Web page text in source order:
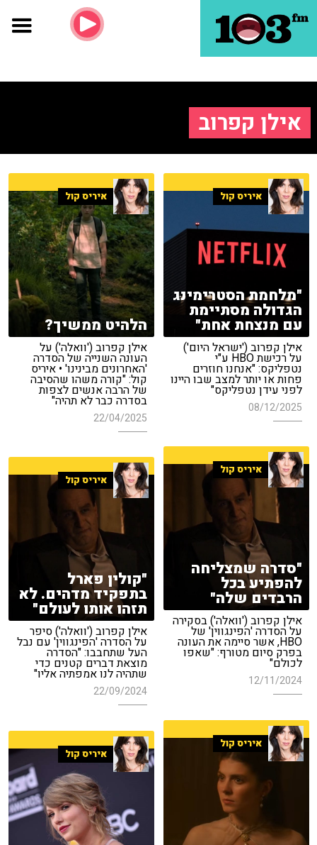
אילן קפרוב
איריס קול
"מלחמת הסטרימינג
הגדולה מסתיימת
עם מנצחת אחת"
אילן קפרוב ('ישראל היום')
על רכישת HBO ע"י
נטפליקס: "אנחנו חוזרים
פחות או יותר למצב שבו היינו
לפני עידן נטפליקס"
08/12/2025
איריס קול
הלהיט ממשיך?
אילן קפרוב ('וואלה') על
העונה השנייה של הסדרה
'האחרונים מבינינו' • איריס
קול: "קורה משהו שהסיבה
של הרבה אנשים לצפות
בסדרה כבר לא תהיה"
22/04/2025
איריס קול
"סדרה שמצליחה
להפתיע בכל
הרבדים שלה"
אילן קפרוב ('וואלה') בסקירה
על הסדרה 'הפינגווין' של
HBO, אשר סיימה את העונה
בפרק סיום מטורף: "שאפו
לכולם"
12/11/2024
איריס קול
"קולין פארל
בתפקיד מדהים. לא
תזהו אותו לעולם"
אילן קפרוב ('וואלה') סיפר
על הסדרה 'הפינגווין' עם נבל
העל שתחבבו: "הסדרה
מוצאת דברים קטנים כדי
שתהיה לנו אמפתיה אליו"
22/09/2024
איריס קול
איריס קול